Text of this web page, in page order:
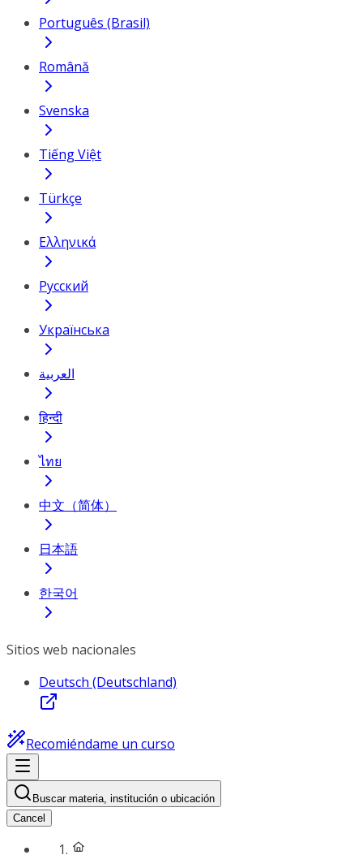
Português (Brasil)
Română
Svenska
Tiếng Việt
Türkçe
Ελληνικά
Русский
Українська
العربية
हिन्दी
ไทย
中文（简体）
日本語
한국어
Sitios web nacionales
Deutsch (Deutschland)
Recomiéndame un curso
Buscar materia, institución o ubicación
Cancel